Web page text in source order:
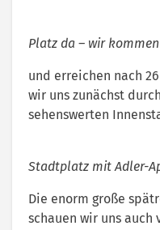
Platz da – wir kommen
und erreichen nach
wir uns zunächst
sehenswerten
Stadtplatz mit Adler-
Die enorm große
schauen wir uns auch